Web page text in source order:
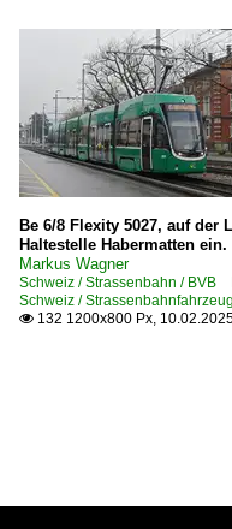
Be 6/8 Flexity 5027, auf der
Haltestelle Habermatten
Markus Wagner
Schweiz / Strassenbahn /
Schweiz /
 132 1200x800 Px,